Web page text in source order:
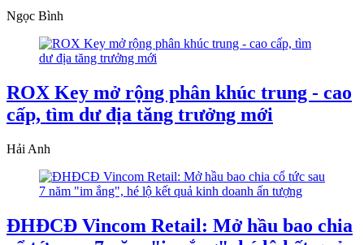
Ngọc Bình
ROX Key mở rộng phân khúc trung - cao
cấp, tìm dư địa tăng trưởng mới
Hải Anh
ĐHĐCĐ Vincom Retail: Mở hầu bao chia